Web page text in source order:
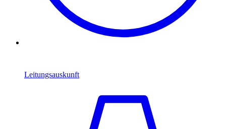
Leitungsauskunft